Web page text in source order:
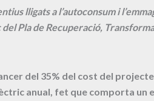
lligats a l’autoconsum i
Pla de Recuperació,
del 35% del cost del
anual, fet que comporta